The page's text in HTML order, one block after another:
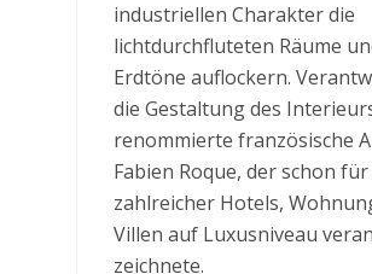
industriellen Charakter die
lichtdurchfluteten Räume
Erdtöne auflockern.
die Gestaltung des
renommierte französische
Fabien Roque, der schon für
zahlreicher Hotels,
Villen auf Luxusniveau
zeichnete.